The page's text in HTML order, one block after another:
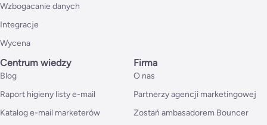
Wzbogacanie danych
Integracje
Wycena
Centrum wiedzy
Blog
Raport higieny listy e-mail
Katalog e-mail marketerów
Firma
O nas
Partnerzy agencji marketingowej
Zostań ambasadorem Bouncer